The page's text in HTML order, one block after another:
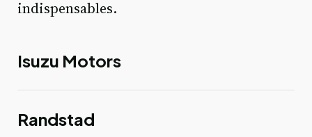
indispensables.
Isuzu Motors
Randstad